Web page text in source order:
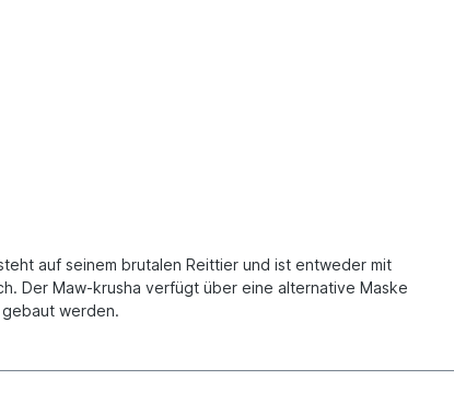
auf seinem brutalen Reittier und ist entweder mit
Der Maw-krusha verfügt über eine alternative Maske
gebaut werden.